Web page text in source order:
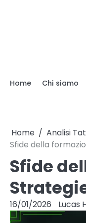
Home Chi siamo
Home
Analisi
Sfide della
Sfide
16/01/2026 Lucas